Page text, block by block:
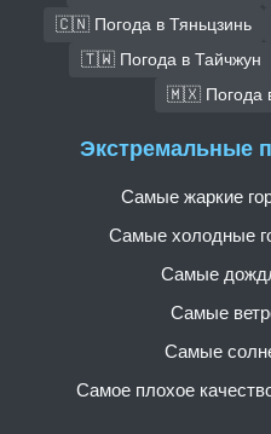
🇨🇳 Погода в Тяньцзинь
🇹🇼 Погода в Тайчжун
🇲🇽 Погода
Экстремальные
Самые жаркие
Самые холодные
Самые
Самые
Самые
Самое плохое